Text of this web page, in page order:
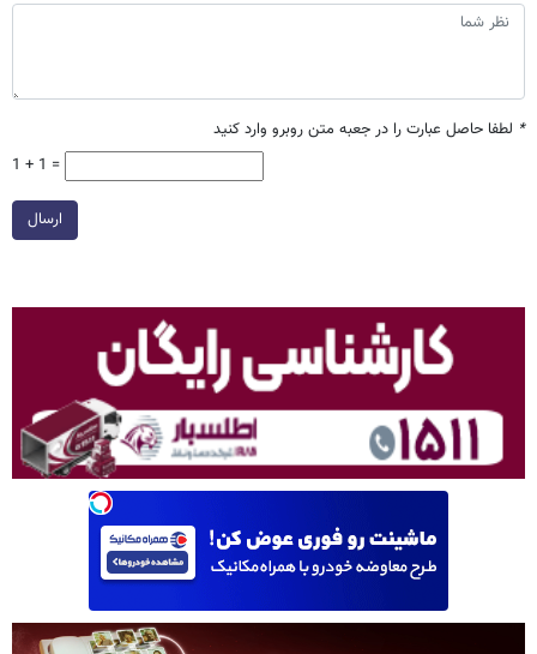
* لطفا حاصل عبارت را در جعبه متن روبرو وارد کنید
1 + 1 =
ارسال